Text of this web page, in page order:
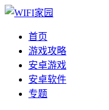
首页
游戏攻略
安卓游戏
安卓软件
专题